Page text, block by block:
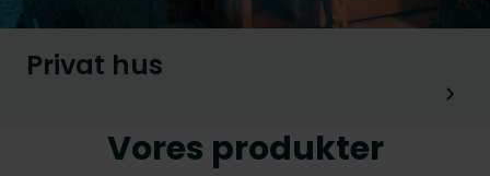
Privat hus
Vores produkter